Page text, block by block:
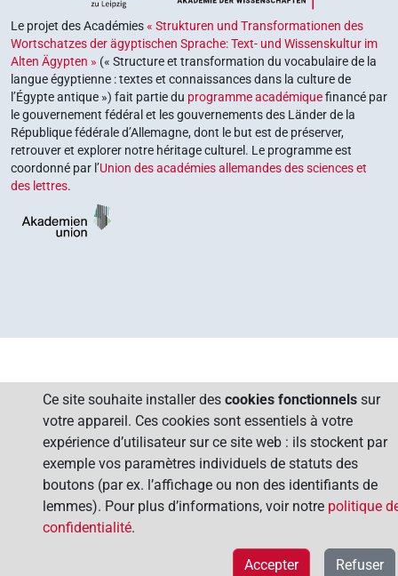
Le projet des Académies« Strukturen und Transformationen des
Wortschatzes der ägyptischen Sprache: Text- und Wissenskultur im
Alten Ägypten » (« Structure et transformation du vocabulaire de la
langue égyptienne : textes et connaissances dans la culture de
l’Égypte antique ») fait partie du programme académiquefinancé par
le gouvernement fédéral et les gouvernements des Länder de la
République fédérale d’Allemagne, dont le but est de préserver,
retrouver et explorer notre héritage culturel. Le programme est
coordonné par l’Union des académies allemandes des sciences et
des lettres.
Ce site souhaite installer des cookies fonctionnels sur
votre appareil. Ces cookies sont essentiels à votre
expérience d’utilisateur sur ce site web : ils stockent par
exemple vos paramètres individuels de statuts des
boutons (par ex. l’affichage ou non des identifiants de
lemmes). Pour plus d’informations, voir notre politique
confidentialité.
Refuser
Accepter